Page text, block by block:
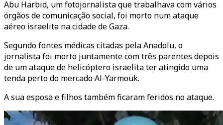
Abu Harbid, um fotojornalista que trabalhava com vários
órgãos de comunicação social, foi morto num ataque
aéreo israelita na cidade de Gaza.
Segundo fontes médicas citadas pela Anadolu, o
jornalista foi morto juntamente com três parentes depois
de um ataque de helicóptero israelita ter atingido uma
tenda perto do mercado Al-Yarmouk.
A sua esposa e filhos também ficaram feridos no ataque.